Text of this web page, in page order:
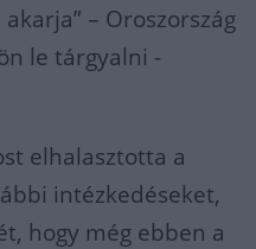
– Oroszország
le tárgyalni -
elhalasztotta a
intézkedéseket,
hogy még ebben a